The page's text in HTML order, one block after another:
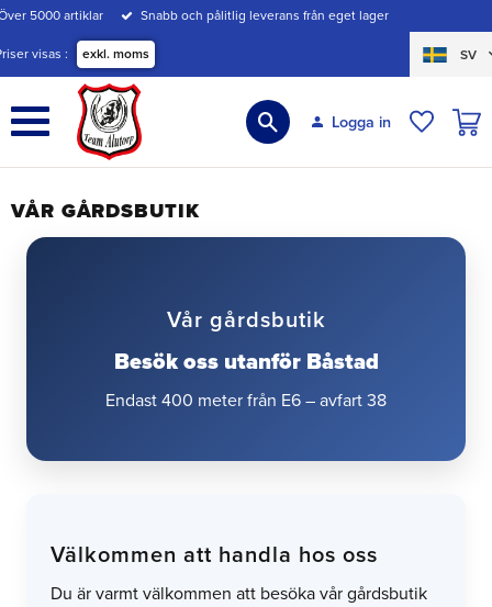
Meny
5000 artiklar Snabb och pålitlig leverans från eget lager
visas exkl. moms SV
Logga in
VÅR GÅRDSBUTIK
Vår gårdsbutik
Besök oss utanför Båstad
Endast 400 meter från E6 – avfart 38
Välkommen att handla hos oss
Du är varmt välkommen att besöka vår gårdsbutik